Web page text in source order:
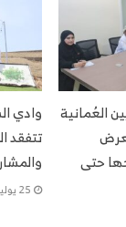
العُمانية
حتى
وادي
تتفقد
25 يوليو، 2026